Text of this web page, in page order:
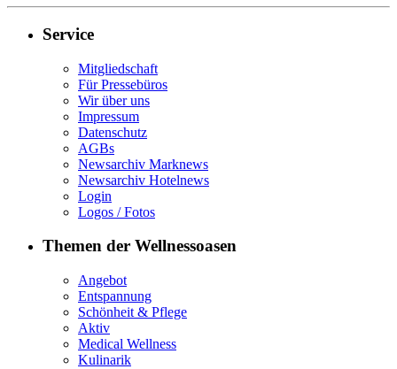
Service
Mitgliedschaft
Für Pressebüros
Wir über uns
Impressum
Datenschutz
AGBs
Newsarchiv Marknews
Newsarchiv Hotelnews
Login
Logos / Fotos
Themen der Wellnessoasen
Angebot
Entspannung
Schönheit & Pflege
Aktiv
Medical Wellness
Kulinarik